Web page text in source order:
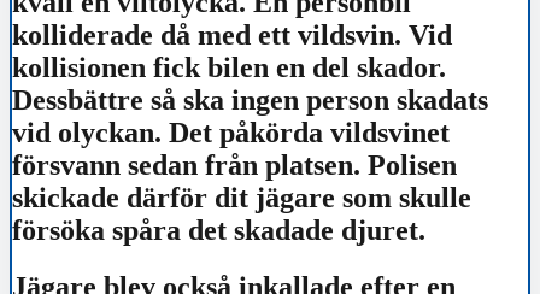
kolliderade då med ett vildsvin. Vid
kollisionen fick bilen en del skador.
Dessbättre så ska ingen person skadats
vid olyckan. Det påkörda vildsvinet
försvann sedan från platsen. Polisen
skickade därför dit jägare som skulle
försöka spåra det skadade djuret.
Jägare blev också inkallade efter en